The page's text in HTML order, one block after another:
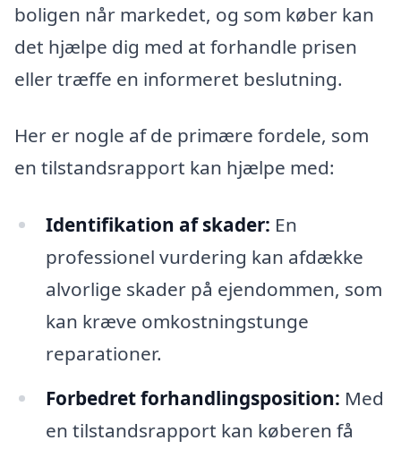
boligen når markedet, og som køber kan
det hjælpe dig med at forhandle prisen
eller træffe en informeret beslutning.
Her er nogle af de primære fordele, som
en tilstandsrapport kan hjælpe med:
Identifikation af skader: En
professionel vurdering kan afdække
alvorlige skader på ejendommen, som
kan kræve omkostningstunge
reparationer.
Forbedret forhandlingsposition: Med
en tilstandsrapport kan køberen få